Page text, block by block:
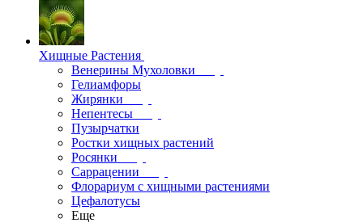
Хищные Растения
Венерины Мухоловки
Гелиамфоры
Жирянки
Непентесы
Пузырчатки
Ростки хищных растений
Росянки
Саррацении
Флорариум с хищными растениями
Цефалотусы
Еще